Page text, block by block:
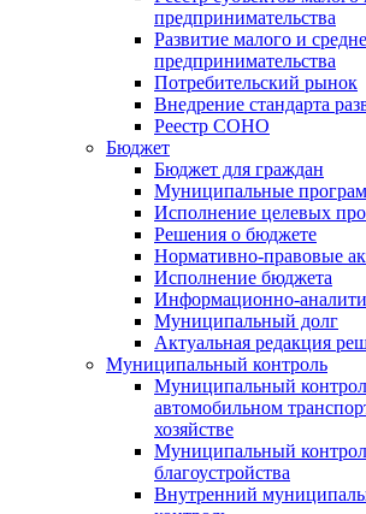
предпринимательства
Развитие малого и
предпринимательства
Потребительский рынок
Внедрение стандарта
Реестр СОНО
Бюджет
Бюджет для граждан
Муниципальные
Исполнение целевых
Решения о бюджете
Нормативно-правовые
Исполнение бюджета
Информационно-
Муниципальный долг
Актуальная редакция
Муниципальный контроль
Муниципальный
автомобильном
хозяйстве
Муниципальный
благоустройства
Внутренний